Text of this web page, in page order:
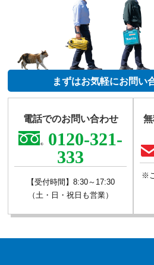
まずはお気軽にお問い
電話でのお問い合わせ
0120-321-
333
【受付時間】8:30～17:30
（土・日・祝日も営業）
※